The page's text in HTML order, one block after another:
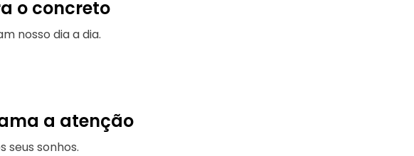
o concreto
nosso dia a dia.
a atenção
sonhos.